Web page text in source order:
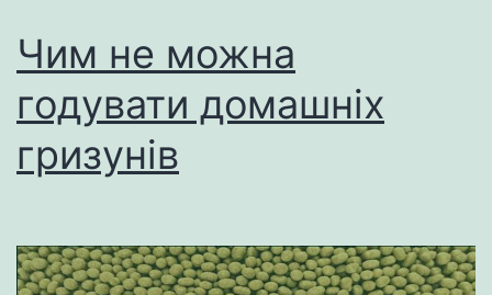
Чим не можна
годувати домашніх
гризунів